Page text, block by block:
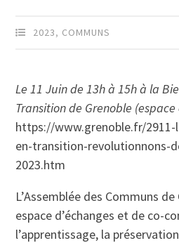
2023, COMMUNS
Le 11 Juin de 13h à 15h à la
Transition de Grenoble
https://www.grenoble.fr/2911-
en-transition-revolutionnons-
2023.htm
L’Assemblée des Communs
espace d’échanges et de co-
l’apprentissage, la